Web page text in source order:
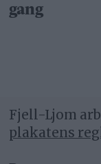
gang
Fjell-Ljom
plakatens